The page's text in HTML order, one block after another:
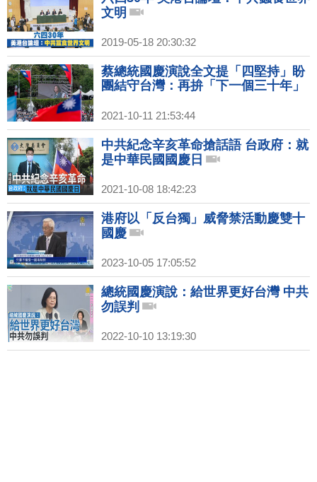
文明
2019-05-18 20:30:32
蔡總統國慶演說全文提「四堅持」盼
團結守台灣：再拚「下一個三十年」
2021-10-11 21:53:44
中共紀念辛亥革命搶話語 台政府：就
是中華民國國慶日
2021-10-08 18:42:23
港府以「反台獨」威脅禁活動慶雙十
國慶
2023-10-05 17:05:52
總統國慶演說：給世界更好台灣 中共
勿誤判
2022-10-10 13:19:30